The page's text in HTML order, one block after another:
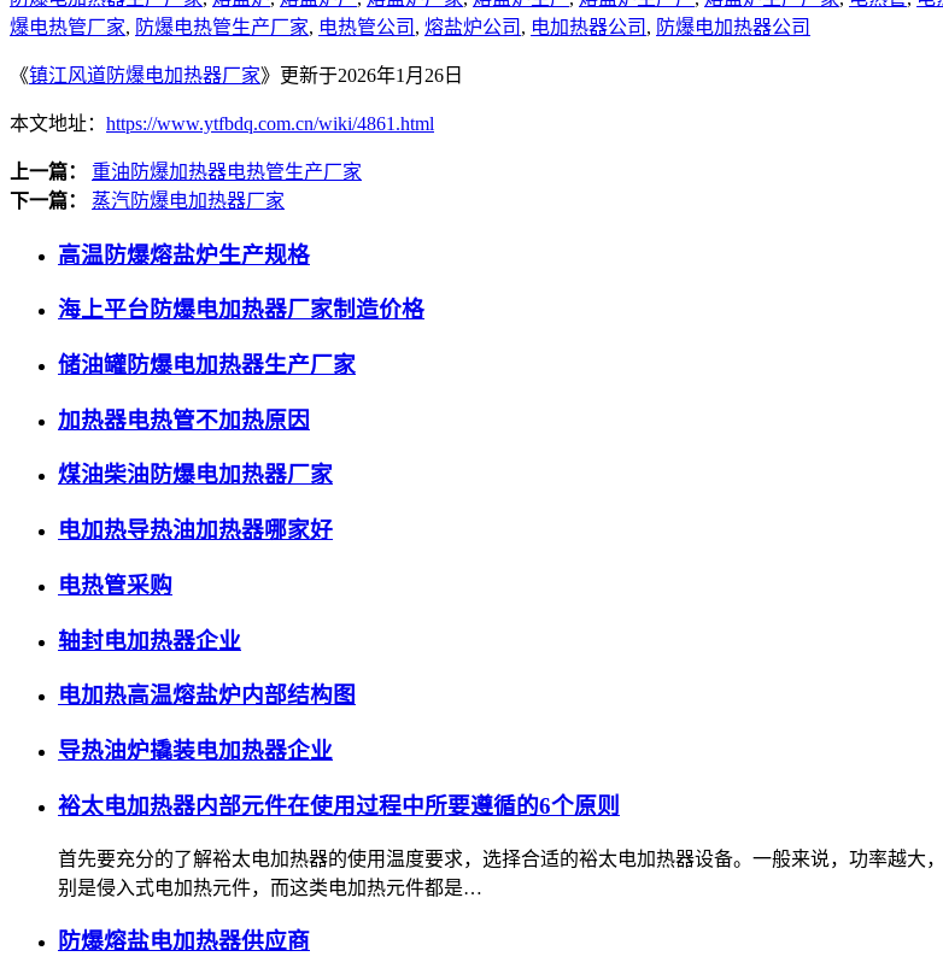
爆电热管厂家, 防爆电热管生产厂家, 电热管公司 , 熔盐炉公司 , 电加热器公司 , 防爆电加热器公司
《镇江风道防爆电加热器厂家》更新于2026年1月26日
本文地址： https://www.ytfbdq.com.cn/wiki/4861.html
上一篇：
重油防爆加热器电热管生产厂家
下一篇：
蒸汽防爆电加热器厂家
高温防爆熔盐炉生产规格
海上平台防爆电加热器厂家制造价格
储油罐防爆电加热器生产厂家
加热器电热管不加热原因
煤油柴油防爆电加热器厂家
电加热导热油加热器哪家好
电热管采购
轴封电加热器企业
电加热高温熔盐炉内部结构图
导热油炉撬装电加热器企业
裕太电加热器内部元件在使用过程中所要遵循的6个原则
首先要充分的了解裕太电加热器的使用温度要求，选择合适的裕太电加热器设备。一般来说，功率越
别是侵入式电加热元件，而这类电加热元件都是…
防爆熔盐电加热器供应商